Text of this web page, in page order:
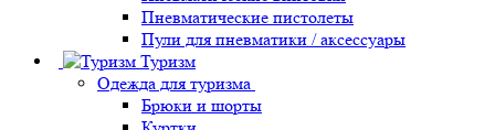
Пневматические пистолеты
Пули для пневматики / аксессуары
Туризм
Одежда для туризма
Брюки и шорты